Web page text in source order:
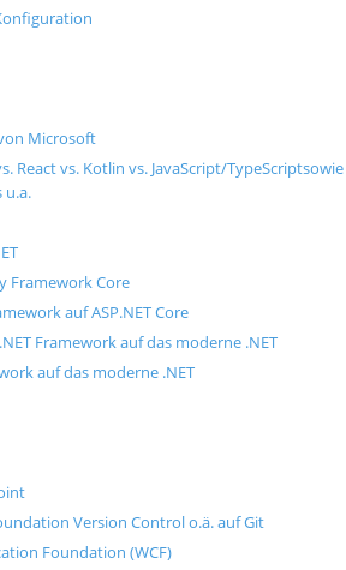
Microsoft
React vs. Kotlin vs. JavaScript/TypeScriptsowie
u.a.
Framework Core
auf ASP.NET Core
Framework auf das moderne .NET
auf das moderne .NET
Version Control o.ä. auf Git
Foundation (WCF)